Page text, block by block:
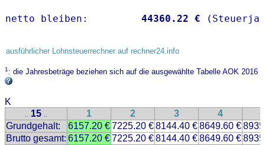
netto bleiben: 44360.22 €
ausführlicher Lohnsteuerrechner auf rechner24.info
1: die Jahresbeträge beziehen sich auf die ausgewählte Tabelle AOK 2016
K
.. 15 .. 1 2 3 4
Grundgehalt:
6157.20 €7225.20 €8144.40 €8649.60 €
Brutto gesamt: 6157.20 €7225.20 €8144.40 €8649.60 €